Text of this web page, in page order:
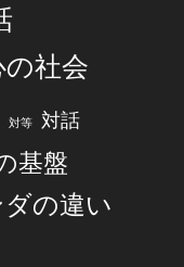
社会
対等
対話
基盤
の違い